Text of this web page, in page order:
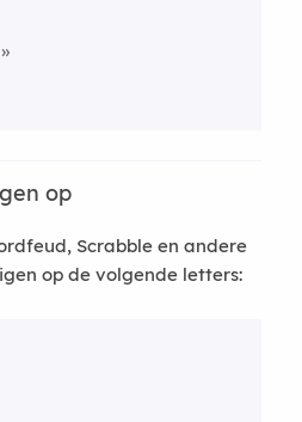
op
Scrabble en andere
op de volgende letters: